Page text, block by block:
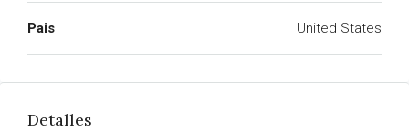
Pais United States
Detalles